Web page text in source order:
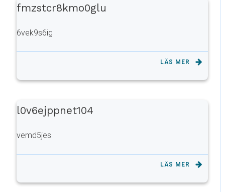
fmzstcr8kmo0glu
6vek9s6ig
LÄS MER
l0v6ejppnet104
vemd5jes
LÄS MER